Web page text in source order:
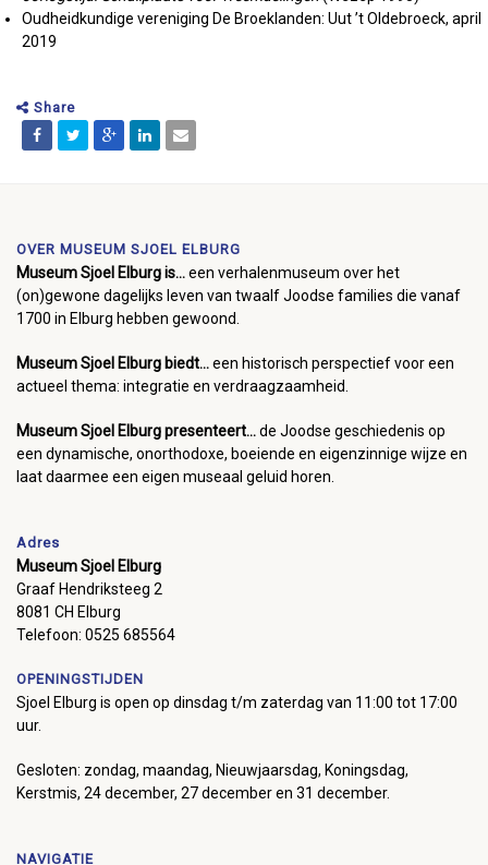
Oudheidkundige vereniging De Broeklanden: Uut ’t Oldebroeck, april
2019
Share
OVER MUSEUM SJOEL ELBURG
Museum Sjoel Elburg is...een verhalenmuseum over het
(on)gewone dagelijks leven van twaalf Joodse families die vanaf
1700 in Elburg hebben gewoond.
Museum Sjoel Elburg biedt...een historisch perspectief voor een
actueel thema: integratie en verdraagzaamheid.
Museum Sjoel Elburg presenteert...de Joodse geschiedenis op
een dynamische, onorthodoxe, boeiende en eigenzinnige wijze en
laat daarmee een eigen museaal geluid horen.
Adres
Museum Sjoel Elburg
Graaf Hendriksteeg 2
8081 CH Elburg
Telefoon: 0525 685564
OPENINGSTIJDEN
Sjoel Elburg is open op dinsdag t/m zaterdag van 11:00 tot 17:00
uur.
Gesloten: zondag, maandag, Nieuwjaarsdag, Koningsdag,
Kerstmis, 24 december, 27 december en 31 december.
NAVIGATIE